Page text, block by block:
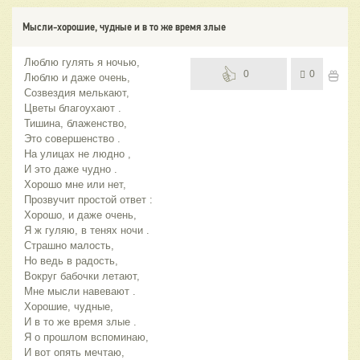
Мысли-хорошие, чудные и в то же время злые
Люблю гулять я ночью,
Люблю и даже очень,
Созвездия мелькают,
Цветы благоухают .
Тишина, блаженство,
Это совершенство .
На улицах не людно ,
И это даже чудно .
Хорошо мне или нет,
Прозвучит простой ответ :
Хорошо, и даже очень,
Я ж гуляю, в тенях ночи .
Страшно малость,
Но ведь в радость,
Вокруг бабочки летают,
Мне мысли навевают .
Хорошие, чудные,
И в то же время злые .
Я о прошлом вспоминаю,
И вот опять мечтаю,
0 0